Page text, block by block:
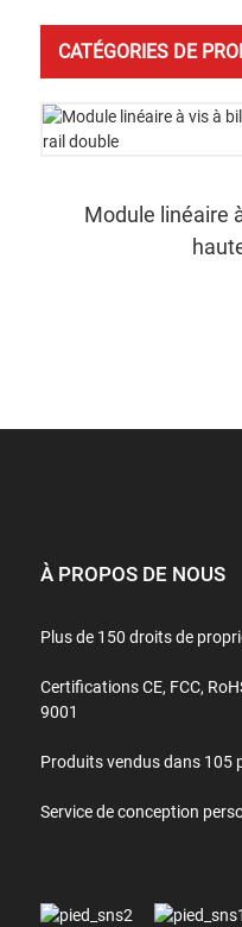
CATÉGORIES DE
Module linéaire
À PROPOS DE NOUS
Plus de 150 droits de
Certifications CE, FCC,
9001
Produits vendus dans 105
Service de conception